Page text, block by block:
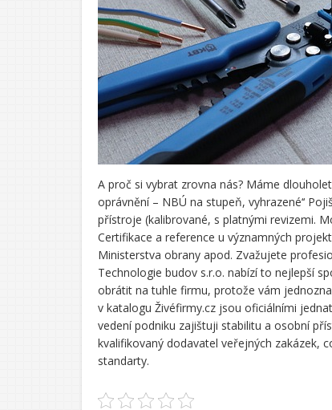
A proč si vybrat zrovna nás? Máme
oprávnění – NBÚ na stupeň, vyhrazené‘‘
přístroje (kalibrované, s platnými revizemi.
Certifikace a reference u významných
Ministerstva obrany apod. Zvažujete
Technologie budov s.r.o. nabízí to nejlepší
obrátit na tuhle firmu, protože vám
v katalogu Živéfirmy.cz jsou oficiálními
vedení podniku zajištuji stabilitu a osobní
kvalifikovaný dodavatel veřejných zakázek,
standarty.